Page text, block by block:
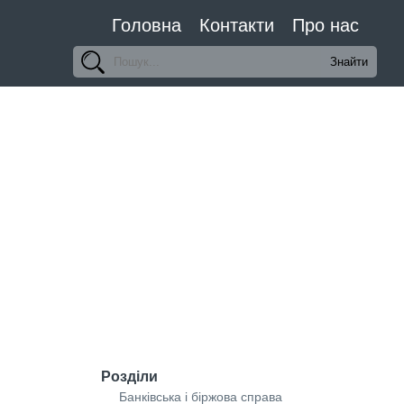
Головна Контакти Про нас
Розділи
Банківська і біржова справа